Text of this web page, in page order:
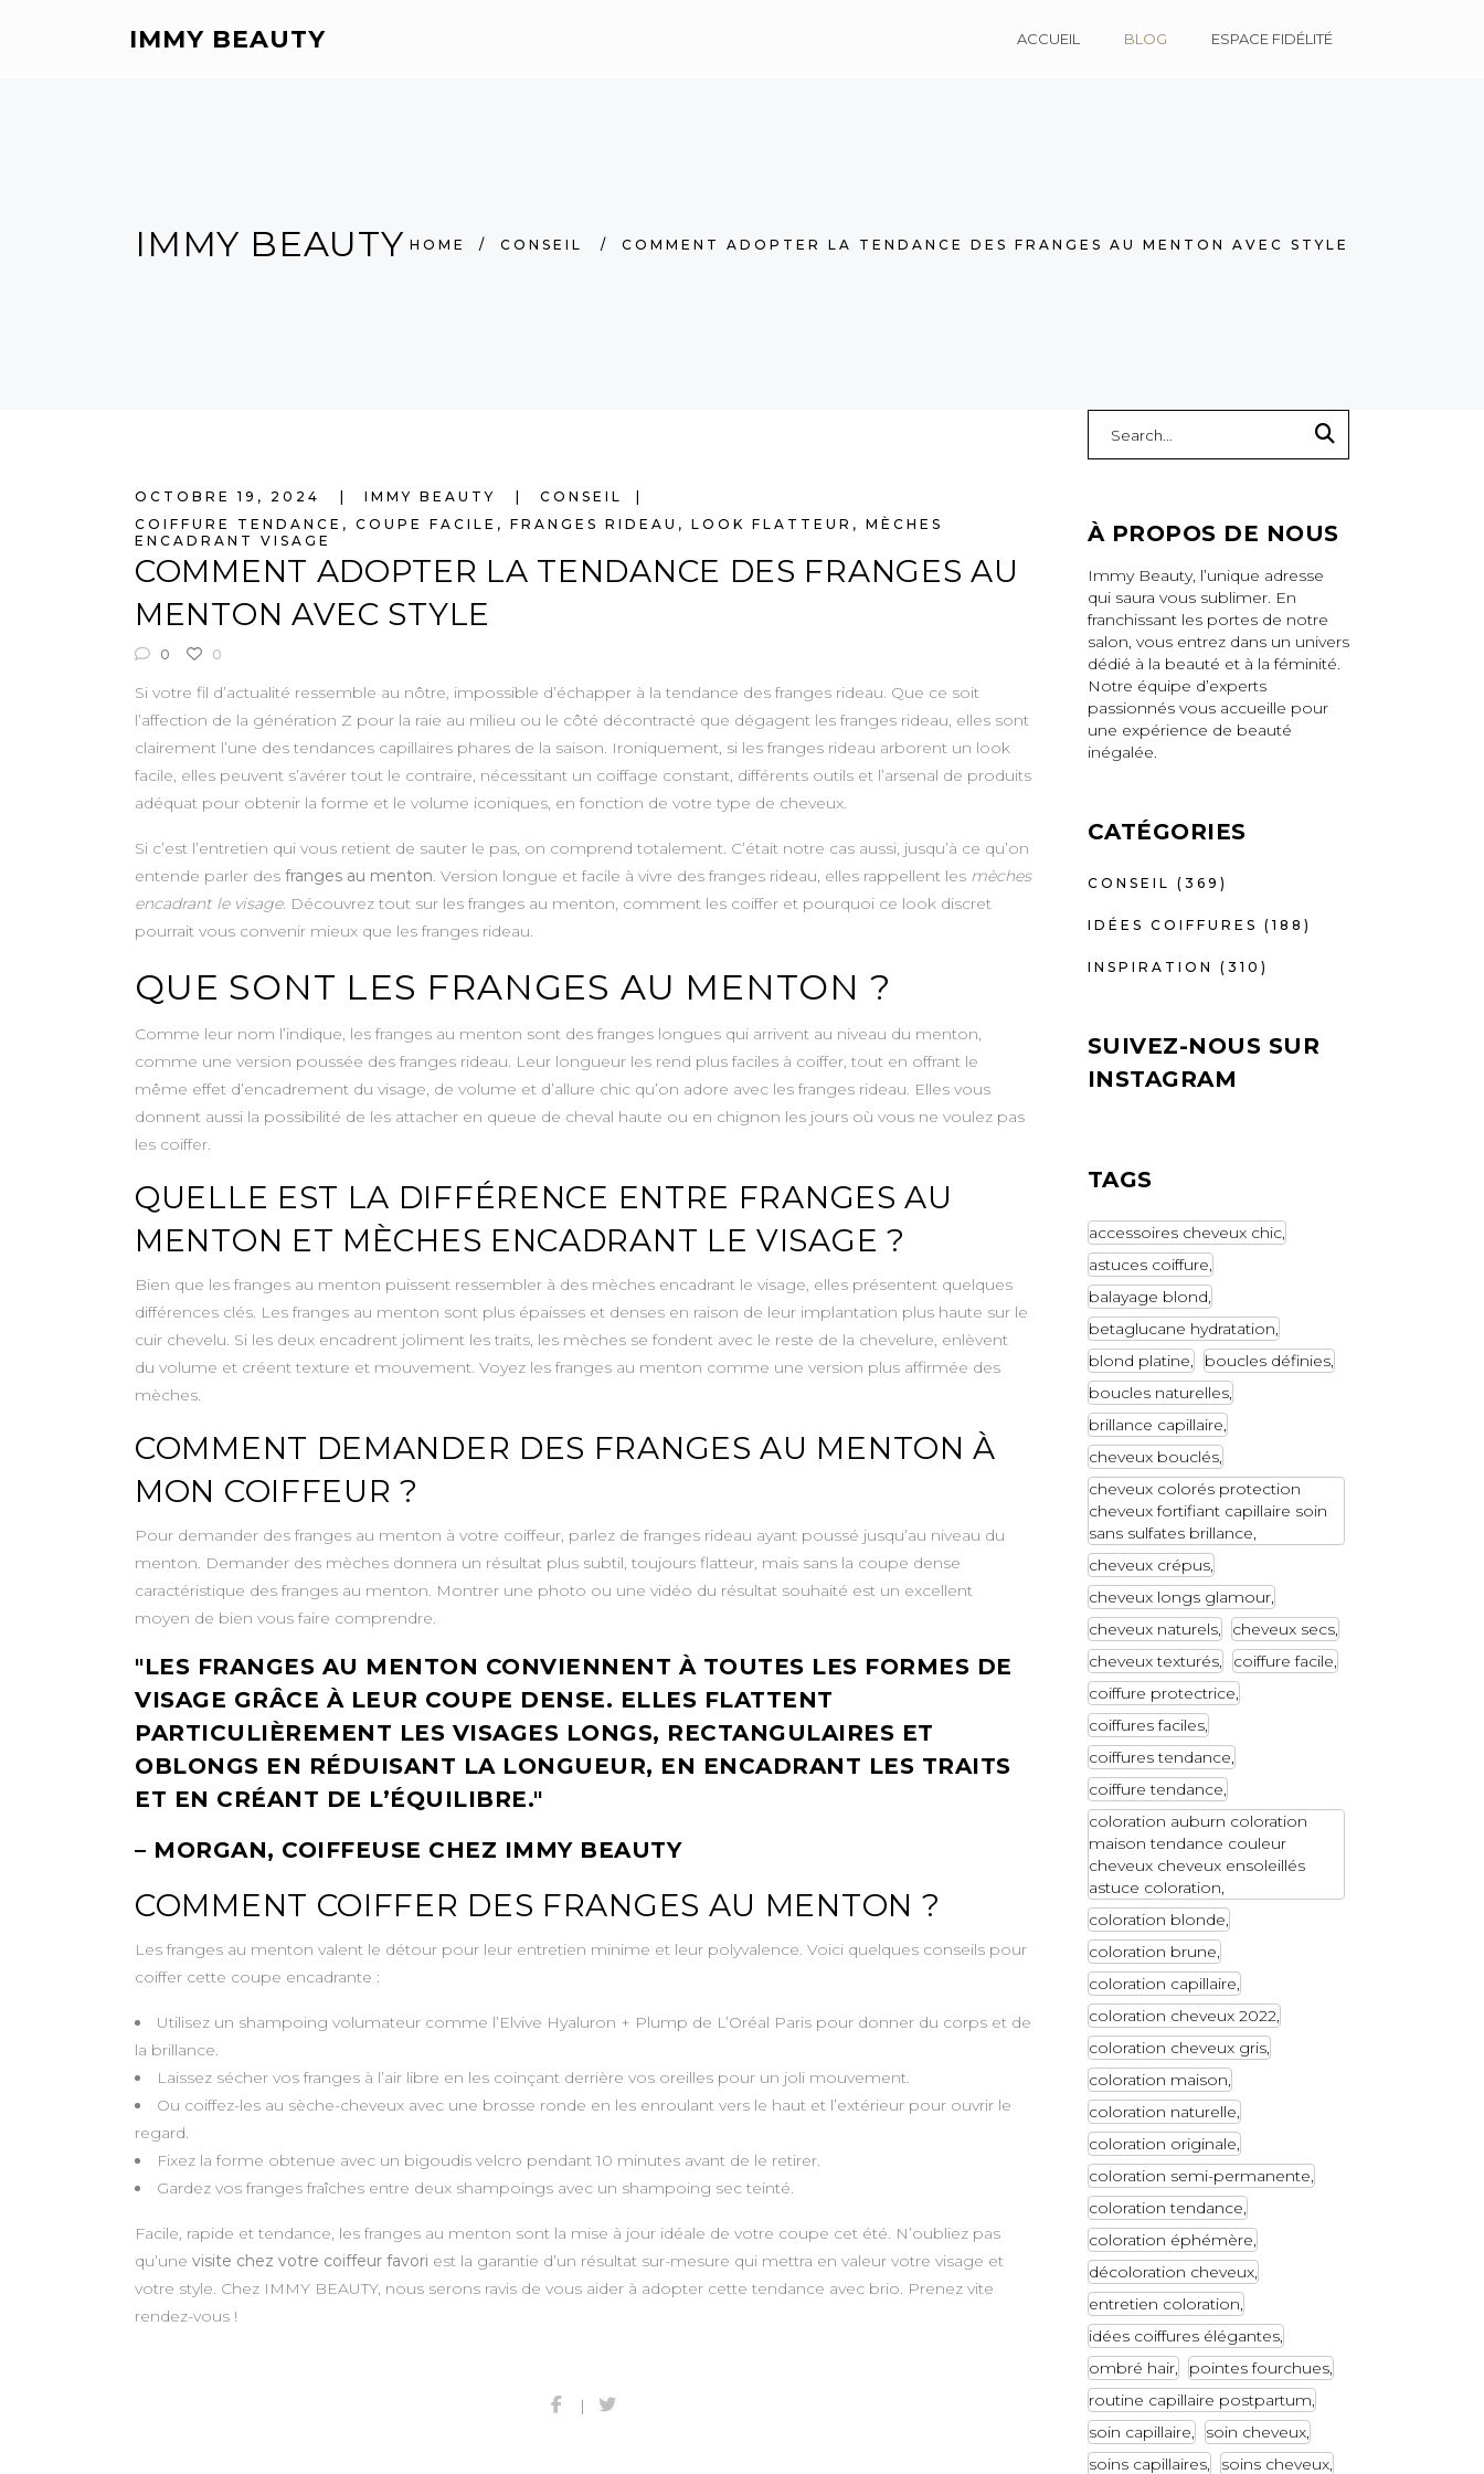
IMMY BEAUTY ACCUEIL BLOG ESPACE FIDÉLITÉ
IMMY BEAUTY HOME / CONSEIL / COMMENT ADOPTER LA TENDANCE DES FRANGES AU MENTON AVEC STYLE
OCTOBRE 19, 2024 IMMY BEAUTY
CONSEIL
COIFFURE TENDANCE , COUPE FACILE , FRANGES RIDEAU , LOOK FLATTEUR , MÈCHES
ENCADRANT VISAGE
COMMENT ADOPTER LA TENDANCE DES FRANGES AU
MENTON AVEC STYLE
0 0
Si votre fil d’actualité ressemble au nôtre, impossible d’échapper à la tendance des franges rideau. Que ce soit
l’affection de la génération Z pour la raie au milieu ou le côté décontracté que dégagent les franges rideau, elles sont
clairement l’une des tendances capillaires phares de la saison. Ironiquement, si les franges rideau arborent un look
facile, elles peuvent s’avérer tout le contraire, nécessitant un coiffage constant, différents outils et l’arsenal de produits
adéquat pour obtenir la forme et le volume iconiques, en fonction de votre type de cheveux.
Si c’est l’entretien qui vous retient de sauter le pas, on comprend totalement. C’était notre cas aussi, jusqu’à ce qu’on
entende parler des franges au menton. Version longue et facile à vivre des franges rideau, elles rappellent les mèches
encadrant le visage. Découvrez tout sur les franges au menton, comment les coiffer et pourquoi ce look discret
pourrait vous convenir mieux que les franges rideau.
QUE SONT LES FRANGES AU MENTON ?
Comme leur nom l’indique, les franges au menton sont des franges longues qui arrivent au niveau du menton,
comme une version poussée des franges rideau. Leur longueur les rend plus faciles à coiffer, tout en offrant le
même effet d’encadrement du visage, de volume et d’allure chic qu’on adore avec les franges rideau. Elles vous
donnent aussi la possibilité de les attacher en queue de cheval haute ou en chignon les jours où vous ne voulez pas
les coiffer.
QUELLE EST LA DIFFÉRENCE ENTRE FRANGES AU
MENTON ET MÈCHES ENCADRANT LE VISAGE ?
Bien que les franges au menton puissent ressembler à des mèches encadrant le visage, elles présentent quelques
différences clés. Les franges au menton sont plus épaisses et denses en raison de leur implantation plus haute sur le
cuir chevelu. Si les deux encadrent joliment les traits, les mèches se fondent avec le reste de la chevelure, enlèvent
du volume et créent texture et mouvement. Voyez les franges au menton comme une version plus affirmée des
mèches.
COMMENT DEMANDER DES FRANGES AU MENTON À
MON COIFFEUR ?
Pour demander des franges au menton à votre coiffeur, parlez de franges rideau ayant poussé jusqu’au niveau du
menton. Demander des mèches donnera un résultat plus subtil, toujours flatteur, mais sans la coupe dense
caractéristique des franges au menton. Montrer une photo ou une vidéo du résultat souhaité est un excellent
moyen de bien vous faire comprendre.
LES FRANGES AU MENTON CONVIENNENT À TOUTES LES FORMES DE
VISAGE GRÂCE À LEUR COUPE DENSE. ELLES FLATTENT
PARTICULIÈREMENT LES VISAGES LONGS, RECTANGULAIRES ET
OBLONGS EN RÉDUISANT LA LONGUEUR, EN ENCADRANT LES TRAITS
ET EN CRÉANT DE L’ÉQUILIBRE.
– MORGAN, COIFFEUSE CHEZ IMMY BEAUTY
COMMENT COIFFER DES FRANGES AU MENTON ?
Les franges au menton valent le détour pour leur entretien minime et leur polyvalence. Voici quelques conseils pour
coiffer cette coupe encadrante :
Utilisez un shampoing volumateur comme l’Elvive Hyaluron + Plump de L’Oréal Paris pour donner du corps et de
la brillance.
Laissez sécher vos franges à l’air libre en les coinçant derrière vos oreilles pour un joli mouvement.
Ou coiffez-les au sèche-cheveux avec une brosse ronde en les enroulant vers le haut et l’extérieur pour ouvrir le
regard.
Fixez la forme obtenue avec un bigoudis velcro pendant 10 minutes avant de le retirer.
Gardez vos franges fraîches entre deux shampoings avec un shampoing sec teinté.
Facile, rapide et tendance, les franges au menton sont la mise à jour idéale de votre coupe cet été. N’oubliez pas
qu’une visite chez votre coiffeur favori est la garantie d’un résultat sur-mesure qui mettra en valeur votre visage et
votre style. Chez IMMY BEAUTY, nous serons ravis de vous aider à adopter cette tendance avec brio. Prenez vite
rendez-vous !
À PROPOS DE NOUS
Immy Beauty, l’unique adresse
qui saura vous sublimer. En
franchissant les portes de notre
salon, vous entrez dans un univers
dédié à la beauté et à la féminité.
Notre équipe d’experts
passionnés vous accueille pour
une expérience de beauté
inégalée.
CATÉGORIES
CONSEIL (369)
IDÉES COIFFURES (188)
INSPIRATION (310)
SUIVEZ-NOUS SUR
INSTAGRAM
TAGS
accessoires cheveux chic
astuces coiffure
balayage blond
betaglucane hydratation
blond platine
boucles définies
boucles naturelles
brillance capillaire
cheveux bouclés
cheveux colorés protection
cheveux fortifiant capillaire soin
sans sulfates brillance
cheveux crépus
cheveux longs glamour
cheveux naturels
cheveux secs
cheveux texturés
coiffure facile
coiffure protectrice
coiffures faciles
coiffures tendance
coiffure tendance
coloration auburn coloration
maison tendance couleur
cheveux cheveux ensoleillés
astuce coloration
coloration blonde
coloration brune
coloration capillaire
coloration cheveux 2022
coloration cheveux gris
coloration maison
coloration naturelle
coloration originale
coloration semi-permanente
coloration tendance
coloration éphémère
décoloration cheveux
entretien coloration
idées coiffures élégantes
ombré hair
pointes fourchues
routine capillaire postpartum
soin capillaire
soin cheveux
soins capillaires
soins cheveux